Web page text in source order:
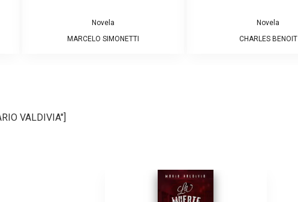
Novela
MARCELO SIMONETTI
Novela
CHARLES BENOIT
VALDIVIA"]